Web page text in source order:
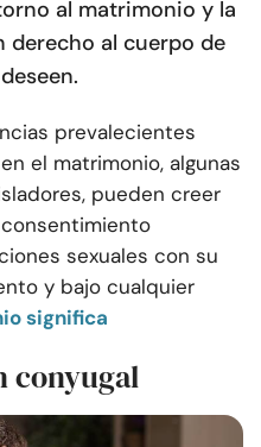
al matrimonio y la
derecho al cuerpo de
prevalecientes
el matrimonio, algunas
pueden creer
sexuales con su
y bajo cualquier
significa
conyugal